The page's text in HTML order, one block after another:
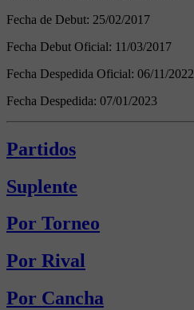
Fecha de Debut: 25/02/2017
Fecha Debut Oficial: 11/03/2017
Fecha Despedida Oficial: 06/11/2022
Fecha Despedida: 07/01/2023
Partidos
Suplente
Por Torneo
Por Rival
Por Cancha